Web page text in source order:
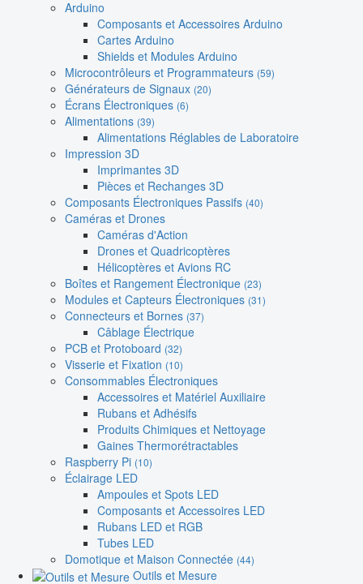
Arduino
Composants et Accessoires Arduino
Cartes Arduino
Shields et Modules Arduino
Microcontrôleurs et Programmateurs (59)
Générateurs de Signaux (20)
Écrans Électroniques (6)
Alimentations (39)
Alimentations Réglables de Laboratoire
Impression 3D
Imprimantes 3D
Pièces et Rechanges 3D
Composants Électroniques Passifs (40)
Caméras et Drones
Caméras d'Action
Drones et Quadricoptères
Hélicoptères et Avions RC
Boîtes et Rangement Électronique (23)
Modules et Capteurs Électroniques (31)
Connecteurs et Bornes (37)
Câblage Électrique
PCB et Protoboard (32)
Visserie et Fixation (10)
Consommables Électroniques
Accessoires et Matériel Auxiliaire
Rubans et Adhésifs
Produits Chimiques et Nettoyage
Gaines Thermorétractables
Raspberry Pi (10)
Éclairage LED
Ampoules et Spots LED
Composants et Accessoires LED
Rubans LED et RGB
Tubes LED
Domotique et Maison Connectée (44)
Outils et Mesure